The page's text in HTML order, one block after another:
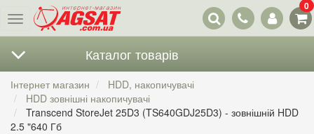
Меню
Наші
контакти
0
Каталог товарів
Інтернет магазин
HDD, накопичувачі
HDD зовнішні накопичувачі
Transcend StoreJet 25D3 (TS640GDJ25D3) - зовнішній HDD
2.5 "640 Гб